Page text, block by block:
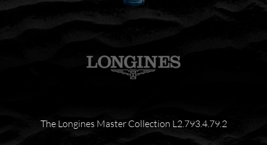
The Longines Master Collection L2.793.4.79.2